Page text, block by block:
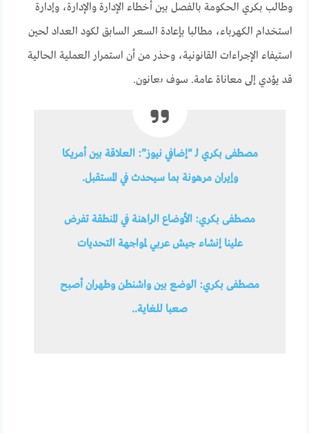
وطالب بكري الحكومة بالفصل بين أخطاء الإدارة والإدارة، وإدارة
استخدام الكهرباء، مطالبا بإعادة السعر السابق لكود العداد لحين
استيفاء الإجراءات القانونية، وحذر من أن استمرار العملية الحالية
قد يؤدي إلى معاناة عامة. سوف يعانون.
مصطفى بكري لـ “إضافي نيوز”: العلاقة بين أمريكا
وإيران مرهونة بما سيحدث في المستقبل.
مصطفى بكري: الأوضاع الراهنة في المنطقة تفرض
علينا إنشاء جيش عربي لمواجهة التحديات
مصطفى بكري: الوضع بين واشنطن وطهران أصبح
صعبا للغاية..